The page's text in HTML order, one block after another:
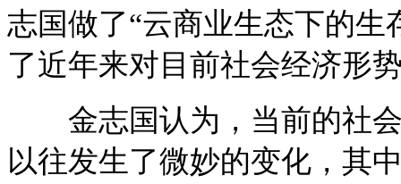
志国做了“云商业生态下的
了近年来对目前社会经济形
金志国认为，当前的社会
以往发生了微妙的变化，其